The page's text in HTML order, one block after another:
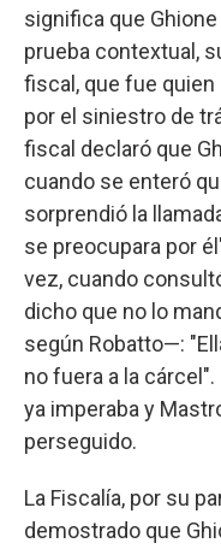
significa que
prueba contextual,
fiscal, que fue
por el siniestro de
fiscal declaró que
cuando se enteró
sorprendió la
se preocupara por
vez, cuando
dicho que no lo
según Robatto—:
no fuera a la
ya imperaba y
perseguido.
La Fiscalía, por su
demostrado que